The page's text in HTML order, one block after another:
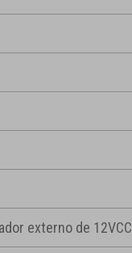
externo de 12VCC